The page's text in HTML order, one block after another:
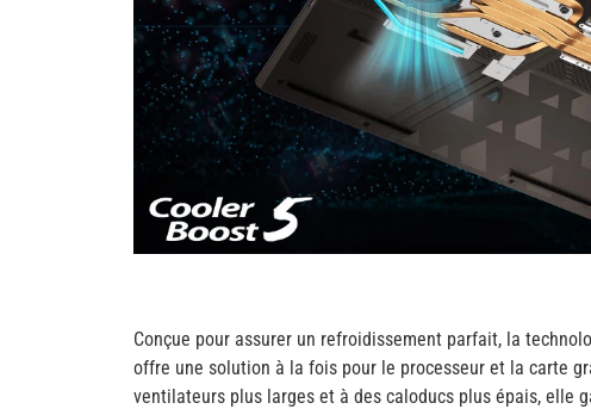
Conçue pour assurer un refroidissement parfait, la
offre une solution à la fois pour le processeur et la carte
ventilateurs plus larges et à des caloducs plus épais, elle